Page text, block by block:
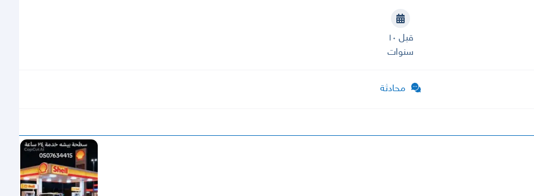
قبل ١٠
سنوات
محادثة